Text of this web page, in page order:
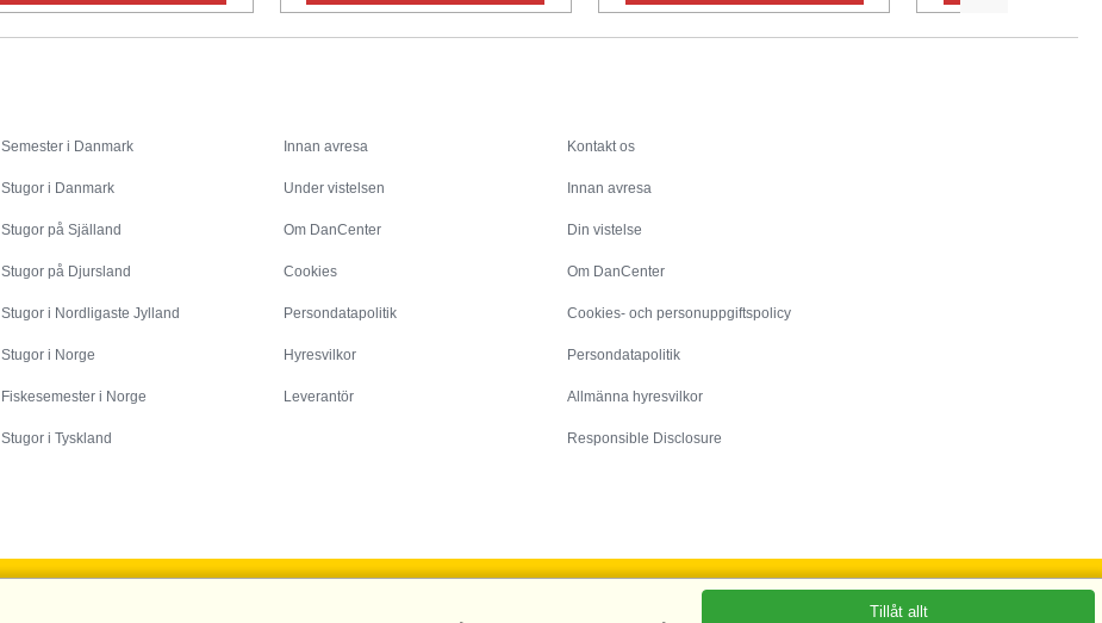
Semester i Danmark
Stugor i Danmark
Stugor på Själland
Stugor på Djursland
Stugor i Nordligaste Jylland
Stugor i Norge
Fiskesemester i Norge
Stugor i Tyskland
Innan avresa
Under vistelsen
Om DanCenter
Cookies
Persondatapolitik
Hyresvilkor
Leverantör
Kontakt os
Innan avresa
Din vistelse
Om DanCenter
Cookies- och personuppgiftspolicy
Persondatapolitik
Allmänna hyresvilkor
Responsible Disclosure
DanCenter A/S - Kronprinsensgade 3, 2. - 1114 København K - Danmark Tillåt allt